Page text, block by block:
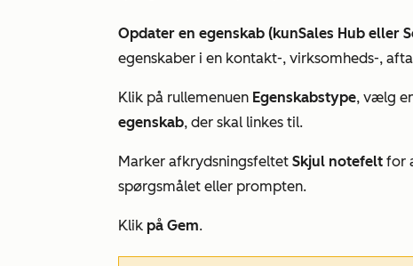
Opdater en egenskab (kunSales Hub eller
egenskaber i en kontakt-, virksomheds-,
Klik på rullemenuen Egenskabstype, vælg
egenskab, der skal linkes til.
Marker afkrydsningsfeltet Skjul notefelt for
spørgsmålet eller prompten.
Klik på Gem.